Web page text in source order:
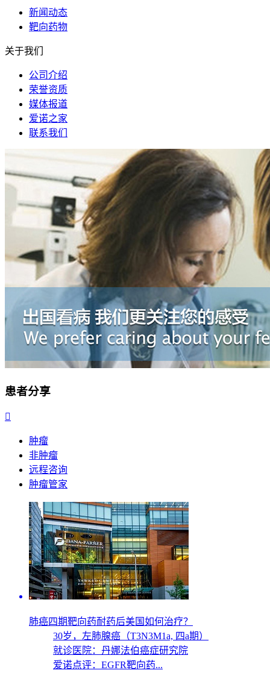
新闻动态
靶向药物
关于我们
公司介绍
荣誉资质
媒体报道
爱诺之家
联系我们
患者分享

肿瘤
非肿瘤
远程咨询
肿瘤管家
肺癌四期靶向药耐药后美国如何治疗？
30岁， 左肺腺癌（T3N3M1a, 四a期）
就诊医院：丹娜法伯癌症研究院
爱诺点评：EGFR靶向药...